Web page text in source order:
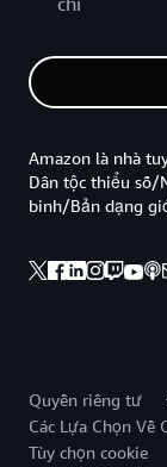
Amazon là nhà
Dân tộc thiểu
binh/Bản dạng
Quyền riêng tư
Các Lựa Chọn Về
Tùy chọn cookie